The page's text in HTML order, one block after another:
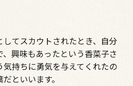
てスカウトされたとき、自分
興味もあったという香菜子さ
持ちに勇気を与えてくれたの
といいます。